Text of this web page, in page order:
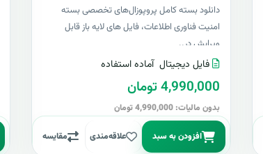
دانلود بسته کامل پروپوزال‌های تخصصی بسته
امنیت فناوری اطلاعات، فایل های لایه باز قابل
ویرایش در..
فایل دیجیتال آماده استفاده
4,990,000 تومان
بدون مالیات: 4,990,000 تومان
افزودن به سبد علاقه‌مندی مقایسه